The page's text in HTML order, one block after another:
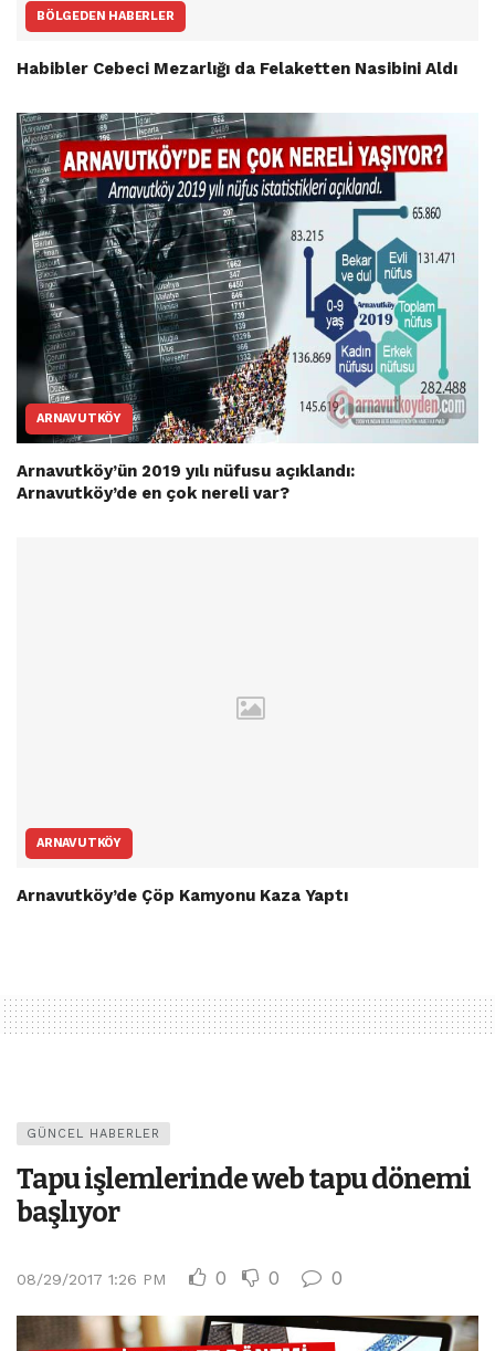
BÖLGEDEN HABERLER
Habibler Cebeci Mezarlığı da Felaketten Nasibini Aldı
ARNAVUTKÖY
Arnavutköy’ün 2019 yılı nüfusu açıklandı:
Arnavutköy’de en çok nereli var?
ARNAVUTKÖY
Arnavutköy’de Çöp Kamyonu Kaza Yaptı
GÜNCEL HABERLER
Tapu işlemlerinde web tapu dönemi
başlıyor
08/29/2017 1:26 PM 0 0 0